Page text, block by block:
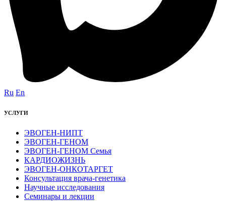
Ru En
УСЛУГИ
ЭВОГЕН-НИПТ
ЭВОГЕН-ГЕНОМ
ЭВОГЕН-ГЕНОМ Семья
КАРДИОЖИЗНЬ
ЭВОГЕН-ОНКОТАРГЕТ
Консультация врача-генетика
Научные исследования
Семинары и лекции